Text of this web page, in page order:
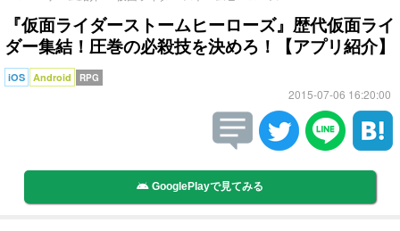
『仮面ライダーストームヒーローズ』歴代仮面ライ
ダー集結！圧巻の必殺技を決めろ！【アプリ紹介】
iOS Android RPG
2015-07-06 16:20:00
GooglePlayで見てみる